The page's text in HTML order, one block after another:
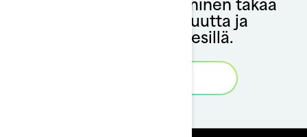
tuntikausia hauskuutta ja
mielenrauhaa vesillä.